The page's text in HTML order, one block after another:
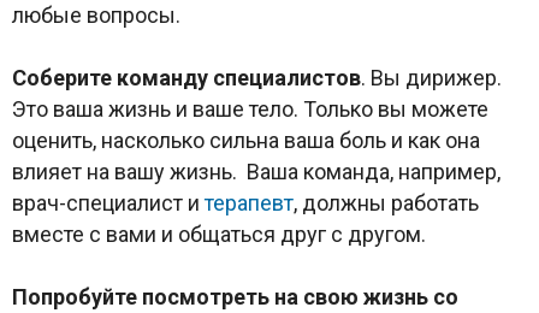
любые вопросы.
Соберите команду специалистов. Вы дирижер.
Это ваша жизнь и ваше тело. Только вы можете
оценить, насколько сильна ваша боль и как она
влияет на вашу жизнь. Ваша команда, например,
врач-специалист итерапевт, должны работать
вместе с вами и общаться друг с другом.
Попробуйте посмотреть на свою жизнь со